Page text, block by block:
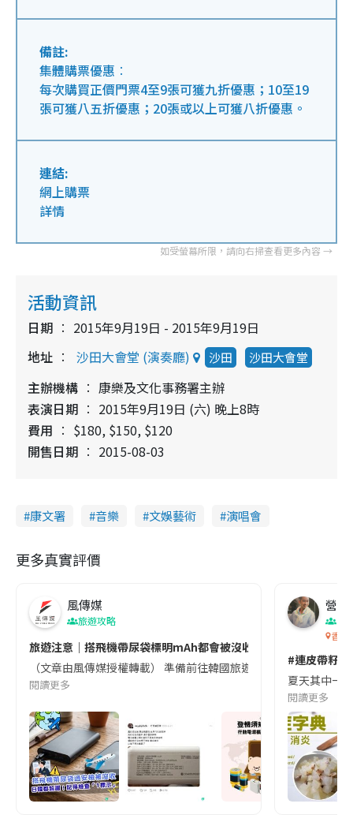
備註:
集體購票優惠︰
每次購買正價門票4至9張可獲九折優惠；10至19
張可獲八五折優惠；20張或以上可獲八折優惠。
連結:
網上購票
詳情
活動資訊
日期
2015年9月19日 - 2015年9月19日
地址
沙田大會堂 (演奏廳) 沙田 沙田大會堂
主辦機構
康樂及文化事務署主辦
表演日期
2015年9月19日 (六) 晚上8時
費用
$180, $150, $120
開售日期
2015-08-03
康文署 音樂 文娛藝術 演唱會
更多真實評價
風傳媒
旅遊攻略
旅遊注意｜搭飛機帶尿袋標明mAh都會被沒收😱出發前切記檢查
（文章由風傳媒授權轉載） 準備前往韓國旅遊的民眾，近期要
閱讀更多
營養
香港
#連皮帶籽
夏天其中一
閱讀更多